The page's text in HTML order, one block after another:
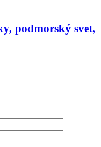
podmorský svet,